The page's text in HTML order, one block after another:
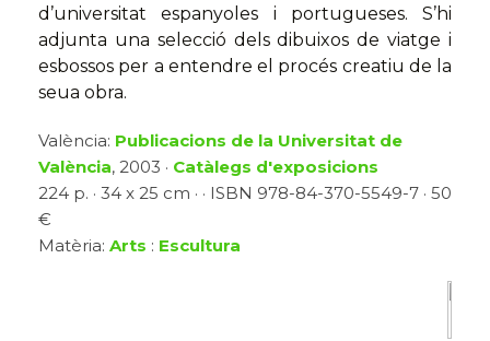
d’universitat espanyoles i portugueses. S’hi
adjunta una selecció dels dibuixos de viatge i
esbossos per a entendre el procés creatiu de la
seua obra.
València: Publicacions de la Universitat de
València, 2003 · Catàlegs d'exposicions
224 p. · 34 x 25 cm · · ISBN 978-84-370-5549-7 · 50
€
Matèria: Arts : Escultura